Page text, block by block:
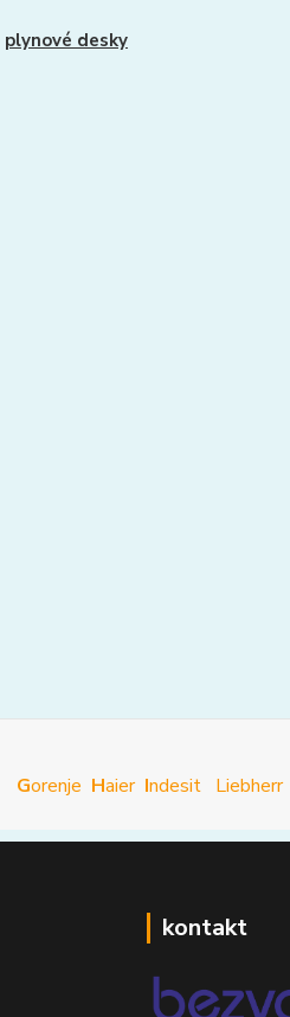
plynové desky
Gorenje Haier Indesit Liebherr
kontakt